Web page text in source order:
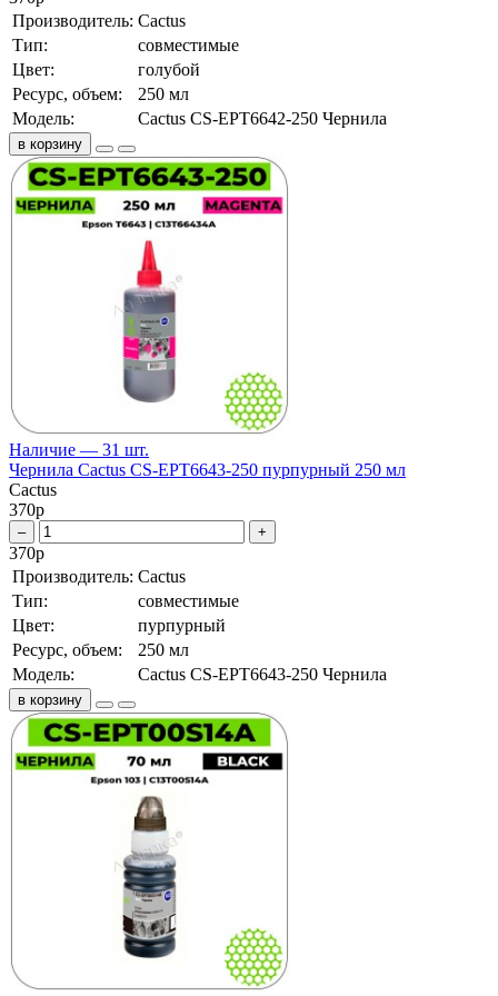
Производитель: Cactus
Тип:
совместимые
Цвет:
голубой
Ресурс, объем:
250 мл
Модель:
Cactus CS-EPT6642-250 Чернила
в корзину
Наличие — 31 шт.
Чернила Cactus CS-EPT6643-250 пурпурный 250 мл
Cactus
370р
– +
370р
Производитель: Cactus
Тип:
совместимые
Цвет:
пурпурный
Ресурс, объем:
250 мл
Модель:
Cactus CS-EPT6643-250 Чернила
в корзину